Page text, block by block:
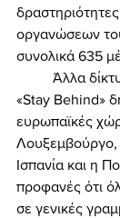
οργανώσεων
συνολικά 635
«Stay Behind»
ευρωπαϊκές
Λουξεμβούργο,
Ισπανία και η
προφανές ότι
σε γενικές